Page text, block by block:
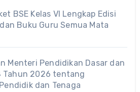
BSE Kelas VI Lengkap Edisi
Buku Guru Semua Mata
Menteri Pendidikan Dasar dan
Tahun 2026 tentang
dan Tenaga